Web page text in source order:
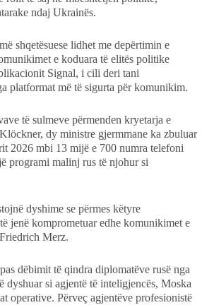
ndaj Ukrainës.
shqetësuese lidhet me depërtimin e
e koduara të elitës politike
Signal, i cili deri tani
platformat më të sigurta për komunikim.
të sulmeve përmenden kryetarja e
dy ministre gjermmane ka zbuluar
2026 mbi 13 mijë e 700 numra telefoni
programi malinj rus të njohur si
dyshime se përmes këtyre
jenë komprometuar edhe komunikimet e
Merz.
dëbimit të qindra diplomatëve rusë nga
dyshuar si agjentë të inteligjencës, Moska
operative. Përveç agjentëve profesionistë